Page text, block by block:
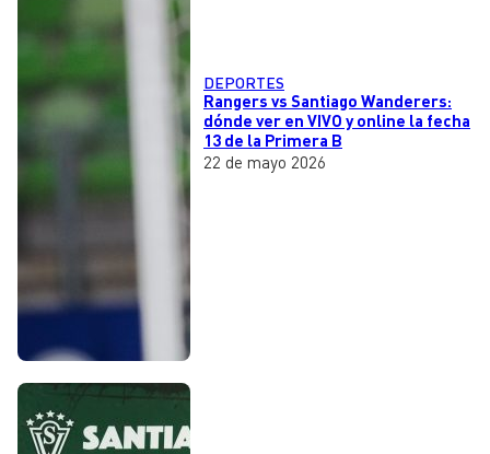
DEPORTES
Rangers vs Santiago Wanderers:
dónde ver en VIVO y online la fecha
13 de la Primera B
22 de mayo 2026